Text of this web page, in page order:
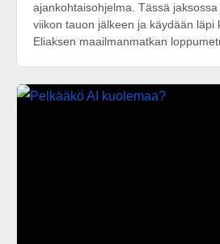
ajankohtaisohjelma. Tässä
viikon tauon jälkeen ja käydään läpi
Eliaksen maailmanmatkan